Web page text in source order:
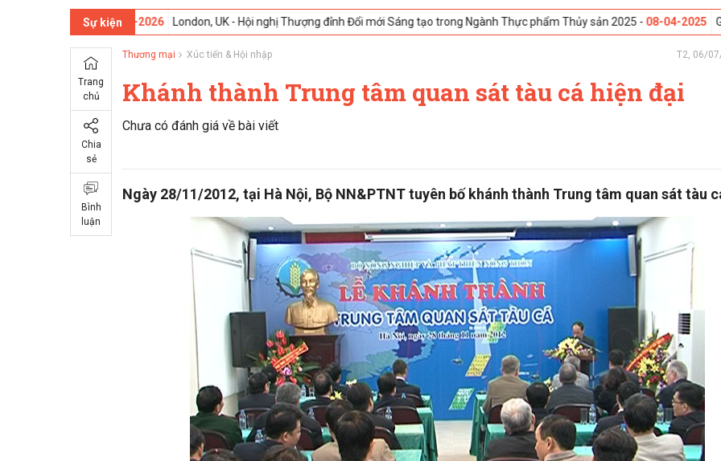
Sự kiện
London, UK - Hội nghị Thượng đỉnh Đổi mới Sáng tạo trong Ngành Thực phẩm Thủy sản 2025 -08-04-2025 Galway, Ireland
Trang
chủ
Chia
sẻ
Bình
luận
Thương mại Xúc tiến & Hội nhập T2, 06/
Khánh thành Trung tâm quan sát tàu cá hiện đại
Chưa có đánh giá về bài viết
Ngày 28/11/2012, tại Hà Nội, Bộ NN&PTNT tuyên bố khánh thành Trung tâm quan sát tàu